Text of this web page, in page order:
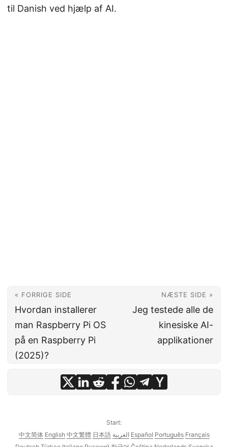
til Danish ved hjælp af AI.
« FORRIGE SIDE
Hvordan installerer
man Raspberry Pi OS
på en Raspberry Pi
(2025)?
NÆSTE SIDE »
Jeg testede alle de
kinesiske AI-
applikationer
Start:
中文简体 English 中文繁體 日本語 العربية Español Português Français